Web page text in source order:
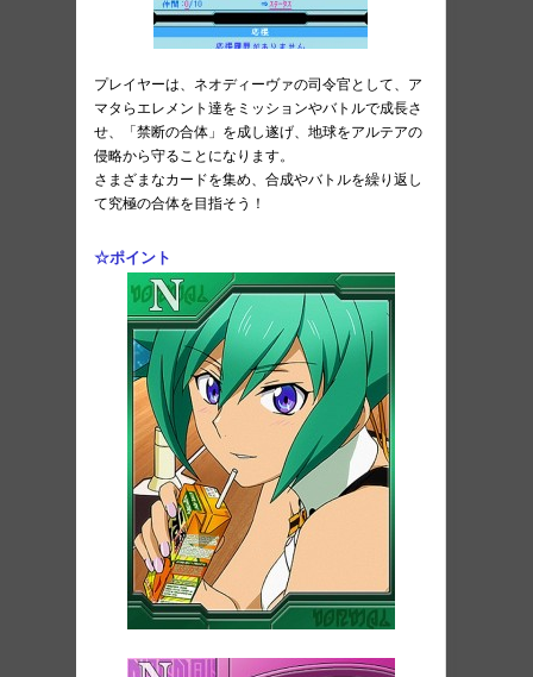
プレイヤーは、ネオディーヴァの司令官として、ア
マタらエレメント達をミッションやバトルで成長さ
せ、「禁断の合体」を成し遂げ、地球をアルテアの
侵略から守ることになります。
さまざまなカードを集め、合成やバトルを繰り返し
て究極の合体を目指そう！
☆ポイント